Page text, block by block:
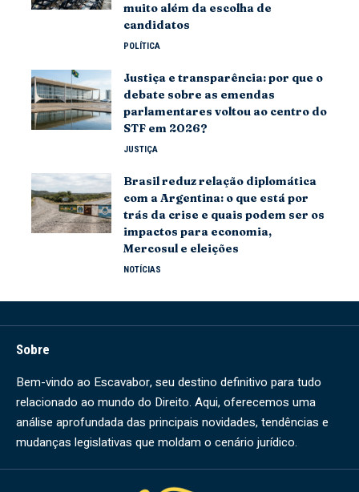
muito além da escolha de
candidatos
POLÍTICA
Justiça e transparência: por que o
debate sobre as emendas
parlamentares voltou ao centro do
STF em 2026?
JUSTIÇA
Brasil reduz relação diplomática
com a Argentina: o que está por
trás da crise e quais podem ser os
impactos para economia,
Mercosul e eleições
NOTÍCIAS
Sobre
Bem-vindo ao Escavabor, seu destino definitivo para tudo
relacionado ao mundo do Direito. Aqui, oferecemos uma
análise aprofundada das principais novidades, tendências e
mudanças legislativas que moldam o cenário jurídico.